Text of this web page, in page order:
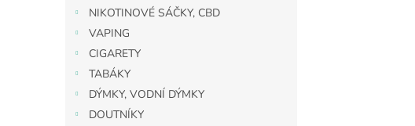
NIKOTINOVÉ SÁČKY, CBD
VAPING
CIGARETY
TABÁKY
DÝMKY, VODNÍ DÝMKY
DOUTNÍKY